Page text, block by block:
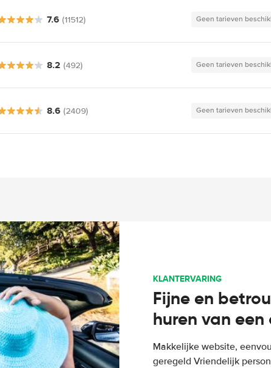
7.6 (11512) Geen tarieven
8.2 (492) Geen tarieven
8.6 (2409) Geen tarieven
KLANTERVARING
Fijne en
huren van
Makkelijke website,
geregeld Vriendelijk